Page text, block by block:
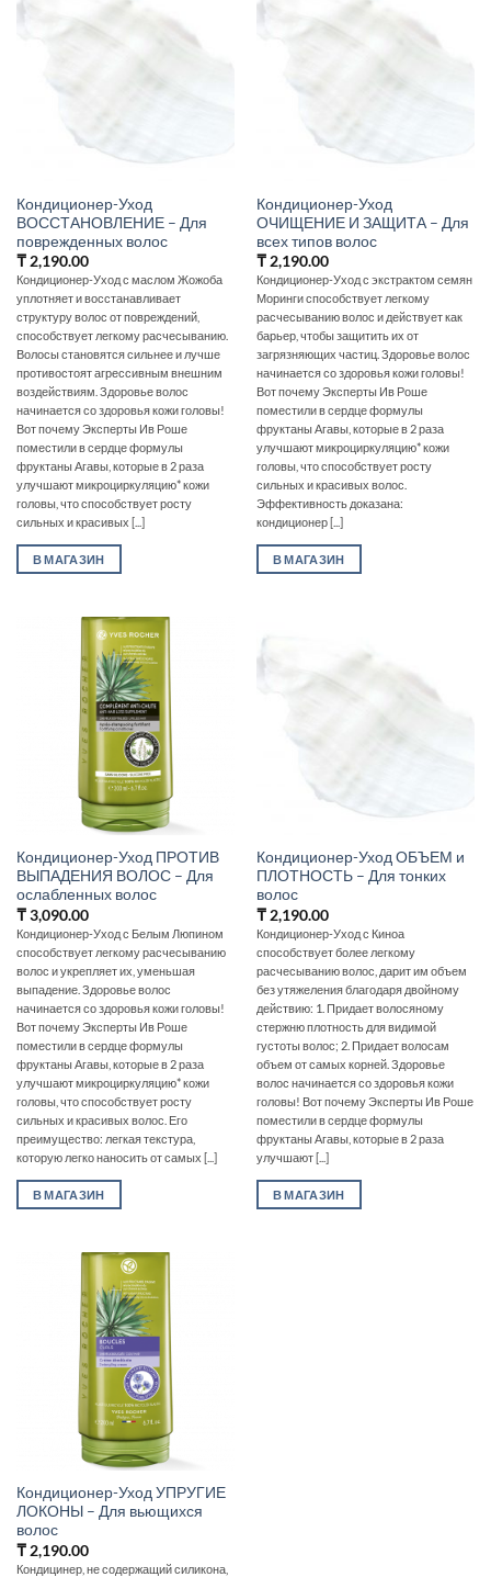
Кондиционер-Уход
ВОССТАНОВЛЕНИЕ – Для
поврежденных волос
₸2,190.00
Кондиционер-Уход с маслом Жожоба
уплотняет и восстанавливает
структуру волос от повреждений,
способствует легкому расчесыванию.
Волосы становятся сильнее и лучше
противостоят агрессивным внешним
воздействиям. Здоровье волос
начинается со здоровья кожи головы!
Вот почему Эксперты Ив Роше
поместили в сердце формулы
фруктаны Агавы, которые в 2 раза
улучшают микроциркуляцию* кожи
головы, что способствует росту
сильных и красивых [...]
В МАГАЗИН
Кондиционер-Уход
ОЧИЩЕНИЕ И ЗАЩИТА – Для
всех типов волос
₸2,190.00
Кондиционер-Уход с экстрактом семян
Моринги способствует легкому
расчесыванию волос и действует как
барьер, чтобы защитить их от
загрязняющих частиц. Здоровье волос
начинается со здоровья кожи головы!
Вот почему Эксперты Ив Роше
поместили в сердце формулы
фруктаны Агавы, которые в 2 раза
улучшают микроциркуляцию* кожи
головы, что способствует росту
сильных и красивых волос.
Эффективность доказана:
кондиционер [...]
В МАГАЗИН
Кондиционер-Уход ПРОТИВ
ВЫПАДЕНИЯ ВОЛОС – Для
ослабленных волос
₸3,090.00
Кондиционер-Уход с Белым Люпином
способствует легкому расчесыванию
волос и укрепляет их, уменьшая
выпадение. Здоровье волос
начинается со здоровья кожи головы!
Вот почему Эксперты Ив Роше
поместили в сердце формулы
фруктаны Агавы, которые в 2 раза
улучшают микроциркуляцию* кожи
головы, что способствует росту
сильных и красивых волос. Его
преимущество: легкая текстура,
которую легко наносить от самых [...]
В МАГАЗИН
Кондиционер-Уход ОБЪЕМ и
ПЛОТНОСТЬ – Для тонких
волос
₸2,190.00
Кондиционер-Уход с Киноа
способствует более легкому
расчесыванию волос, дарит им объем
без утяжеления благодаря двойному
действию: 1. Придает волосяному
стержню плотность для видимой
густоты волос; 2. Придает волосам
объем от самых корней. Здоровье
волос начинается со здоровья кожи
головы! Вот почему Эксперты Ив Роше
поместили в сердце формулы
фруктаны Агавы, которые в 2 раза
улучшают [...]
В МАГАЗИН
Кондиционер-Уход УПРУГИЕ
ЛОКОНЫ – Для вьющихся
волос
₸2,190.00
Кондицинер, не содержащий силикона,